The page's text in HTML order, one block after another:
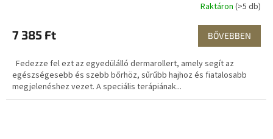
Raktáron (>5 db)
7 385 Ft BŐVEBBEN
Fedezze fel ezt az egyedülálló dermarollert, amely segít az
egészségesebb és szebb bőrhöz, sűrűbb hajhoz és fiatalosabb
megjelenéshez vezet. A speciális terápiának...